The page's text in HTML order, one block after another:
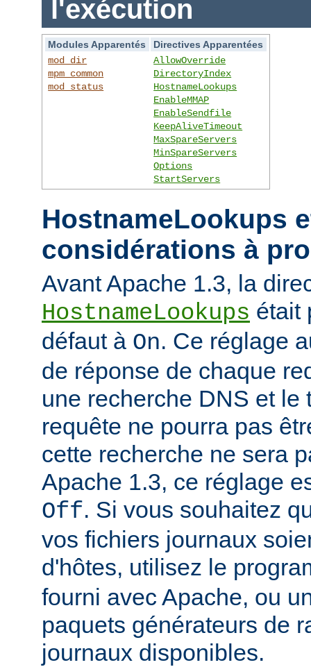
l'exécution
Modules Apparentés
Directives Apparentées
mod_dir
mpm_common
mod_status
AllowOverride
DirectoryIndex
HostnameLookups
EnableMMAP
EnableSendfile
KeepAliveTimeout
MaxSpareServers
MinSpareServers
Options
StartServers
HostnameLookups
considérations à
Avant Apache 1.3, la
HostnameLookups était
défaut à On. Ce réglage
de réponse de chaque
une recherche DNS et le
requête ne pourra pas
cette recherche ne sera
Apache 1.3, ce réglage
Off. Si vous souhaitez
vos fichiers journaux
d'hôtes, utilisez le
fourni avec Apache, ou
paquets générateurs de
journaux disponibles.